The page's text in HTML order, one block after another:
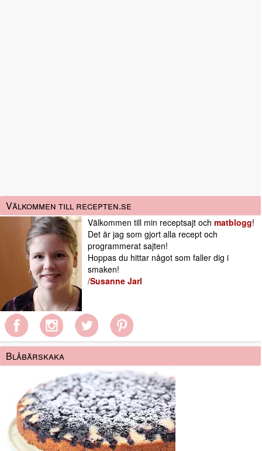
Välkommen till recepten.se
Välkommen till min receptsajt och matblogg!
Det är jag som gjort alla recept och
programmerat sajten!
Hoppas du hittar något som faller dig i
smaken!
/Susanne Jarl
Blåbärskaka